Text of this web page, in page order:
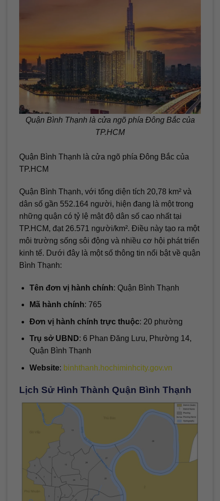
Quận Bình Thạnh là cửa ngõ phía Đông Bắc của
TP.HCM
Quận Bình Thạnh là cửa ngõ phía Đông Bắc của
TP.HCM
Quận Bình Thạnh, với tổng diện tích 20,78 km² và
dân số gần 552.164 người, hiện đang là một trong
những quận có tỷ lệ mật độ dân số cao nhất tại
TP.HCM, đạt 26.571 người/km². Điều này tạo ra một
môi trường sống sôi động và nhiều cơ hội phát triển
kinh tế. Dưới đây là một số thông tin nổi bật về quận
Bình Thạnh:
Tên đơn vị hành chính: Quận Bình Thạnh
Mã hành chính: 765
Đơn vị hành chính trực thuộc: 20 phường
Trụ sở UBND: 6 Phan Đăng Lưu, Phường 14,
Quận Bình Thạnh
Website: binhthanh.hochiminhcity.gov.vn
Lịch Sử Hình Thành Quận Bình Thạnh